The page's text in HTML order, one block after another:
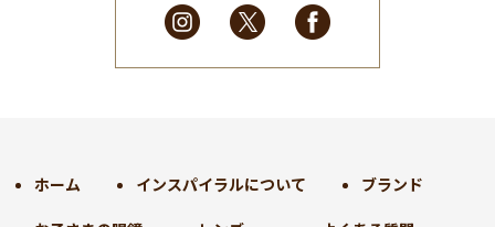
2025年2月
(28)
2024年9月(30)
ホーム インスパイラルについて ブランド